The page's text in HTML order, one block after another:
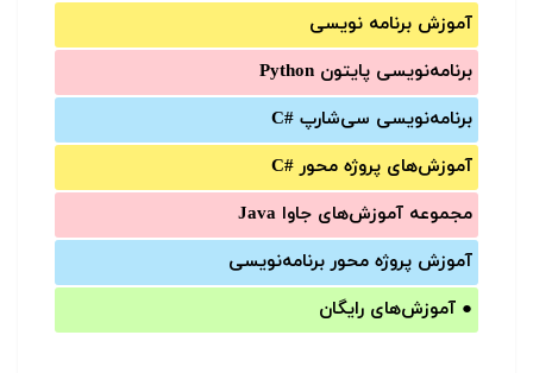
آموزش برنامه نویسی
برنامه‌نویسی پایتون Python
برنامه‌‌نویسی سی‌شارپ C#‎
آموزش‌های پروژه محور #C
مجموعه آموزش‌های جاوا Java
آموزش‌ پروژه محور برنامه‌نویسی
● آموزش‌های رایگان